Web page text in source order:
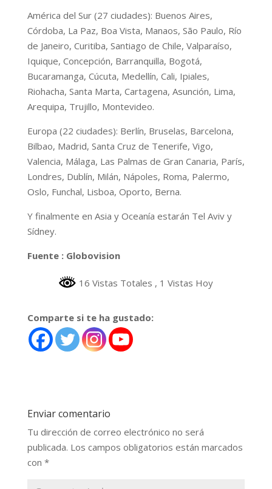
América del Sur (27 ciudades): Buenos Aires,
Córdoba, La Paz, Boa Vista, Manaos, São Paulo, Río
de Janeiro, Curitiba, Santiago de Chile, Valparaíso,
Iquique, Concepción, Barranquilla, Bogotá,
Bucaramanga, Cúcuta, Medellín, Cali, Ipiales,
Riohacha, Santa Marta, Cartagena, Asunción, Lima,
Arequipa, Trujillo, Montevideo.
Europa (22 ciudades): Berlín, Bruselas, Barcelona,
Bilbao, Madrid, Santa Cruz de Tenerife, Vigo,
Valencia, Málaga, Las Palmas de Gran Canaria, París,
Londres, Dublín, Milán, Nápoles, Roma, Palermo,
Oslo, Funchal, Lisboa, Oporto, Berna.
Y finalmente en Asia y Oceanía estarán Tel Aviv y
Sídney.
Fuente : Globovision
16 Vistas Totales , 1 Vistas Hoy
Comparte si te ha gustado:
Enviar comentario
Tu dirección de correo electrónico no será
publicada. Los campos obligatorios están marcados
con *